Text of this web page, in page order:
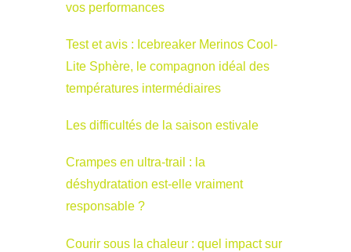
vos performances
Test et avis : Icebreaker Merinos Cool-
Lite Sphère, le compagnon idéal des
températures intermédiaires
Les difficultés de la saison estivale
Crampes en ultra-trail : la
déshydratation est-elle vraiment
responsable ?
Courir sous la chaleur : quel impact sur